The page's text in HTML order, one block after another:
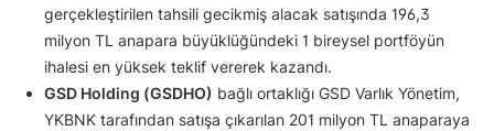
gerçekleştirilen tahsili gecikmiş alacak satışında 196,3
milyon TL anapara büyüklüğündeki 1 bireysel portföyün
ihalesi en yüksek teklif vererek kazandı.
GSD Holding (GSDHO) bağlı ortaklığı GSD Varlık Yönetim,
YKBNK tarafından satışa çıkarılan 201 milyon TL anaparaya